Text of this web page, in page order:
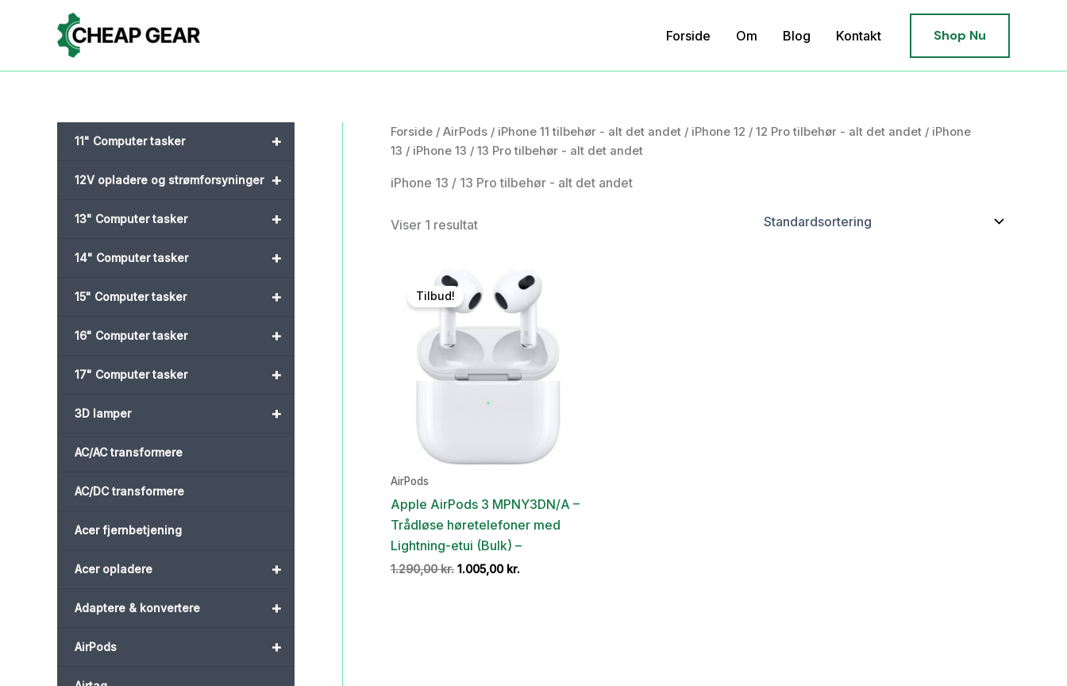
Forside Om Blog Kontakt Shop Nu
+
11" Computer tasker
+
12V opladere og strømforsyninger
+
13" Computer tasker
+
14" Computer tasker
+
15" Computer tasker
+
16" Computer tasker
+
17" Computer tasker
+
3D lamper
AC/AC transformere
AC/DC transformere
Acer fjernbetjening
+
Acer opladere
+
Adaptere & konvertere
+
AirPods
Forside / AirPods / iPhone 11 tilbehør - alt det andet / iPhone 12 / 12 Pro tilbehør - alt det andet / iPhone
13 / iPhone 13 / 13 Pro tilbehør - alt det andet
iPhone 13 / 13 Pro tilbehør - alt det andet
Viser 1 resultat
Tilbud!
AirPods
Apple AirPods 3 MPNY3DN/A –
Trådløse høretelefoner med
Lightning-etui (Bulk) –
1.290,00kr. Den
1.005,00 kr.